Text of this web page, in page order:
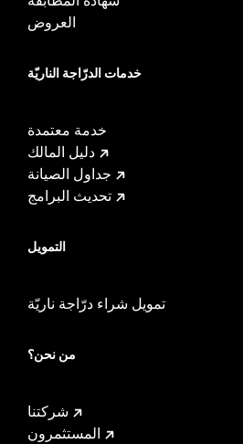
العروض
خدمات الدرّاجة الناريّة
خدمة معتمدة
دليل المالك
جداول الصيانة
تحديث البرامج
التمويل
تمويل شراء درّاجة ناريّة
من نحن؟
شركتنا
المستثمرون